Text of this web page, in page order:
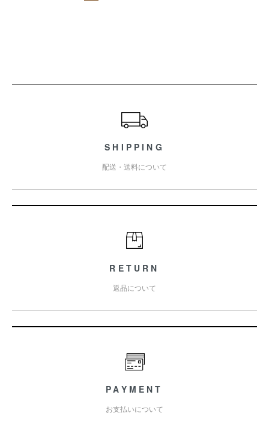
SHIPPING
配送・送料について
RETURN
返品について
PAYMENT
お支払いについて